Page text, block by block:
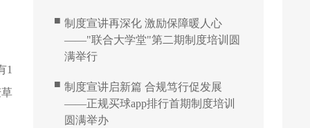
1
■ 制度宣讲再深化 激励保障暖人心
——"联合大学堂"第二期制度培训圆
满举行
■ 制度宣讲启新篇 合规笃行促发展
——正规买球app排行首期制度培训
圆满举办